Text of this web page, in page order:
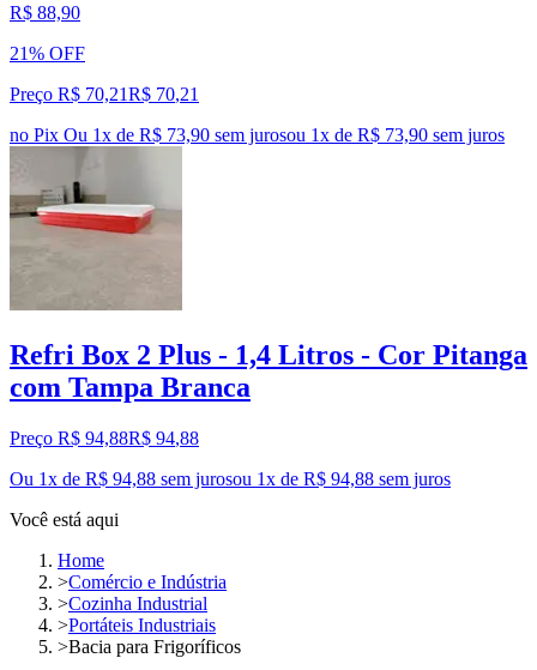
R$ 88,90
21% OFF
Preço R$ 70,21R$ 70,21
no Pix Ou 1x de R$ 73,90 sem jurosou 1x de R$ 73,90 sem juros
Refri Box 2 Plus - 1,4 Litros - Cor Pitanga
com Tampa Branca
Preço R$ 94,88R$ 94,88
Ou 1x de R$ 94,88 sem jurosou 1x de R$ 94,88 sem juros
Você está aqui
Home
>Comércio e Indústria
>Cozinha Industrial
>Portáteis Industriais
>Bacia para Frigoríficos